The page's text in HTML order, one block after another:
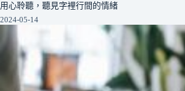
用心聆聽，聽見字裡行間的情緒
2024-05-14